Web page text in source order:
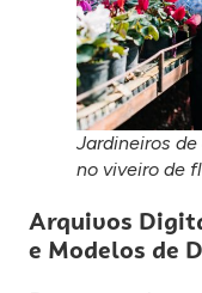
Jardineiros
no viveiro de
Arquivos
e Modelos de